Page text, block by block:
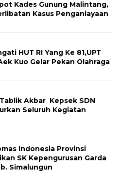
Kades Gunung Malintang,
Kasus Penganiayaan
HUT RI Yang Ke 81,UPT
Kuo Gelar Pekan Olahraga
Akbar Kepsek SDN
Seluruh Kegiatan
Indonesia Provinsi
SK Kepengurusan Garda
Simalungun